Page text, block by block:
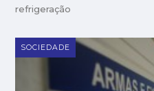
refrigeração
SOCIEDADE